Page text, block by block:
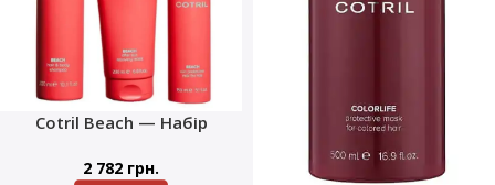
Cotril Beach — Набір
2 782 грн.